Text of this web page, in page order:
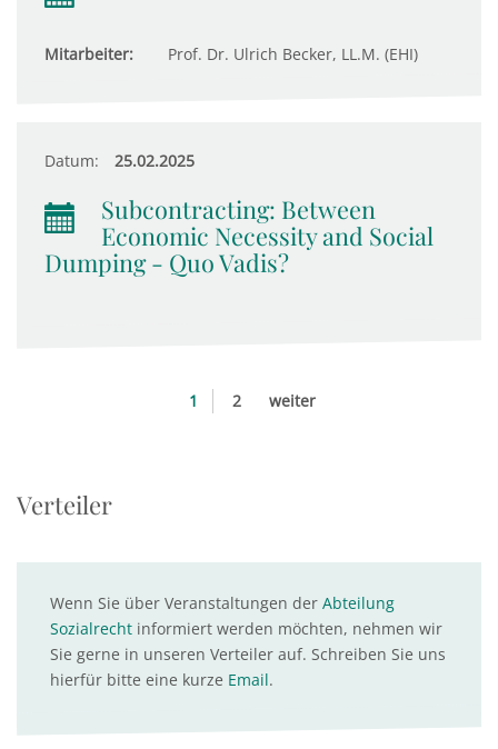
Mitarbeiter: Prof. Dr. Ulrich Becker, LL.M. (EHI)
Datum: 25.02.2025
Subcontracting: Between
Economic Necessity and Social
Dumping - Quo Vadis?
1 2 weiter
Verteiler
Wenn Sie über Veranstaltungen der Abteilung
Sozialrecht informiert werden möchten, nehmen wir
Sie gerne in unseren Verteiler auf. Schreiben Sie uns
hierfür bitte eine kurze Email.